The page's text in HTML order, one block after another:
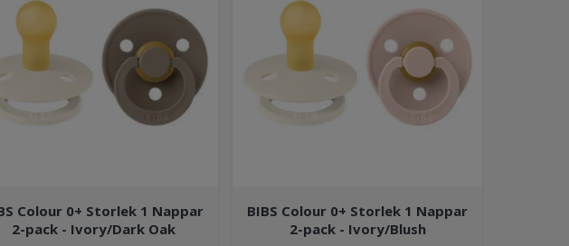
Colour 0+ Storlek 1 Nappar
2-pack - Ivory/Dark Oak
BIBS Colour 0+ Storlek 1 Nappar
2-pack - Ivory/Blush